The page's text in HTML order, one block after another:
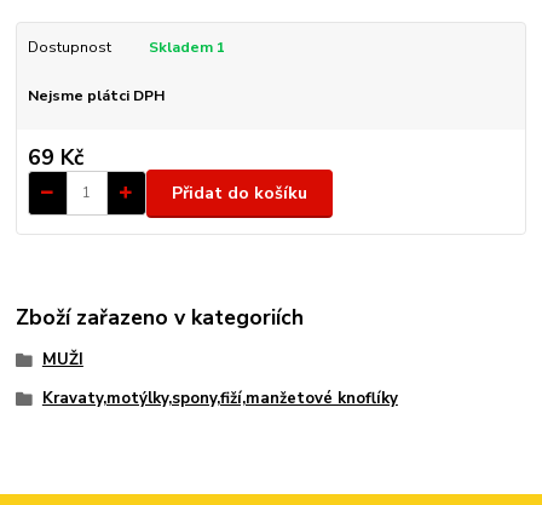
Dostupnost Skladem 1
Nejsme plátci DPH
69 Kč
Přidat do košíku
Zboží zařazeno v kategoriích
MUŽI
Kravaty,motýlky,spony,fiží,manžetové knoflíky